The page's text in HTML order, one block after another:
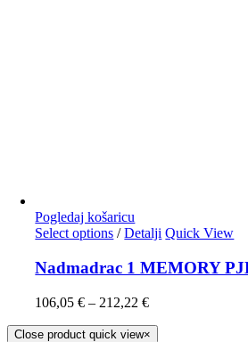
Pogledaj košaricu
Select options / Detalji Quick View
Nadmadrac 1 MEMORY
106,05€ – 212,22€
Close product quick view×